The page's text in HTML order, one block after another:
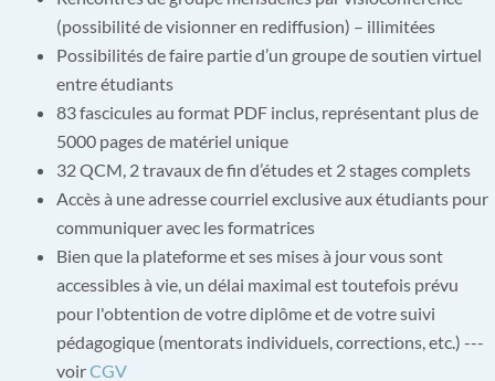
(possibilité de visionner en rediffusion) – illimitées
Possibilités de faire partie d’un groupe de soutien virtuel
entre étudiants
83fascicules au format PDF inclus, représentant plus de
5000 pagesde matériel unique
32QCM, 2 travaux de fin d’études et 2 stagescomplets
Accès à une adresse courriel exclusive aux étudiants pour
communiquer avec les formatrices
Bien que la plateforme et ses mises à jour vous sont
accessibles à vie, un délai maximal est toutefois prévu
pour l'obtention de votre diplôme et de votre suivi
pédagogique (mentorats individuels, corrections, etc.) ---
voirCGV